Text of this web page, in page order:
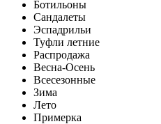
Ботильоны
Сандалеты
Эспадрильи
Туфли летние
Распродажа
Весна-Осень
Всесезонные
Зима
Лето
Примерка